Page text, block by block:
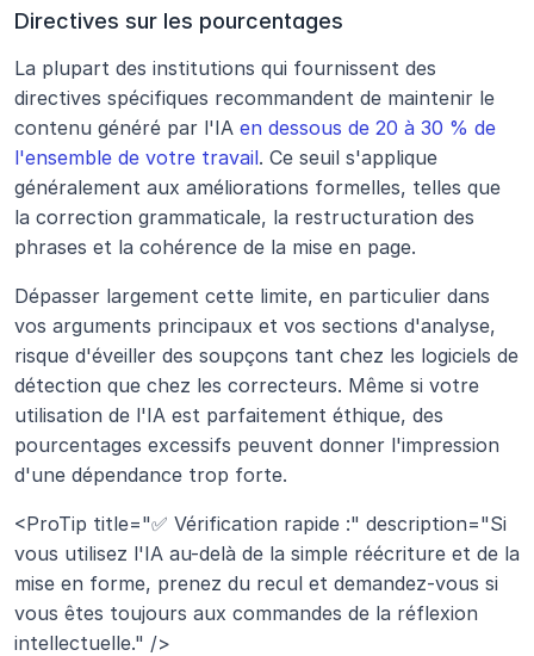
Directives sur les pourcentages
La plupart des institutions qui fournissent des
directives spécifiques recommandent de maintenir le
contenu généré par l'IA en dessous de 20 à 30 % de
l'ensemble de votre travail. Ce seuil s'applique
généralement aux améliorations formelles, telles que
la correction grammaticale, la restructuration des
phrases et la cohérence de la mise en page.
Dépasser largement cette limite, en particulier dans
vos arguments principaux et vos sections d'analyse,
risque d'éveiller des soupçons tant chez les logiciels de
détection que chez les correcteurs. Même si votre
utilisation de l'IA est parfaitement éthique, des
pourcentages excessifs peuvent donner l'impression
d'une dépendance trop forte.
<ProTip title="✅ Vérification rapide :" description="Si
vous utilisez l'IA au-delà de la simple réécriture et de la
mise en forme, prenez du recul et demandez-vous si
vous êtes toujours aux commandes de la réflexion
intellectuelle." />